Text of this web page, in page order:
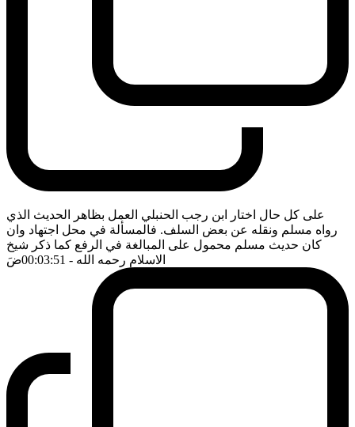
على كل حال اختار ابن رجب الحنبلي العمل بظاهر الحديث الذي
رواه مسلم ونقله عن بعض السلف. فالمسألة في محل اجتهاد وان
كان حديث مسلم محمول على المبالغة في الرفع كما ذكر شيخ
الاسلام رحمه الله - 00:03:51 ضَ